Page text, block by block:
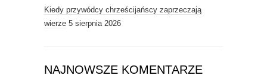
Kiedy przywódcy chrześcijańscy zaprzeczają
wierze 5 sierpnia 2026
NAJNOWSZE KOMENTARZE